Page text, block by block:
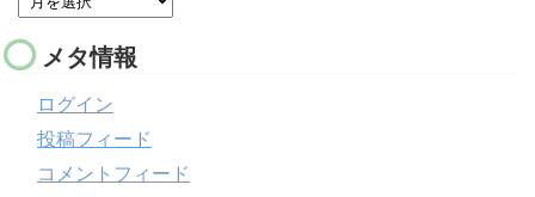
メタ情報
ログイン
投稿フィード
コメントフィード